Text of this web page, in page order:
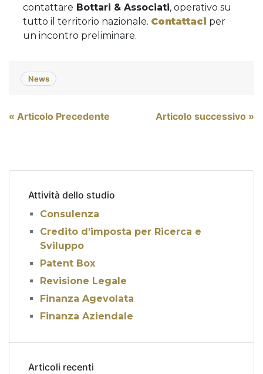
contattare Bottari & Associati, operativo su
tutto il territorio nazionale. Contattaci per
un incontro preliminare.
News
Navigazione
« Articolo Precedente Articolo successivo »
Attività dello studio
Consulenza
Credito d’imposta per Ricerca e
Sviluppo
Patent Box
Revisione Legale
Finanza Agevolata
Finanza Aziendale
Articoli recenti